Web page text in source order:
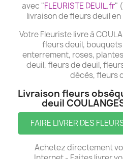
avec "FLEURISTE DEUIL.fr"
livraison de fleurs deuil
Votre Fleuriste livre à
fleurs deuil,
enterrement, roses,
deuil, fleurs de deuil,
décès, fleurs
Livraison fleurs
deuil
FAIRE LIVRER DES
Achetez directement